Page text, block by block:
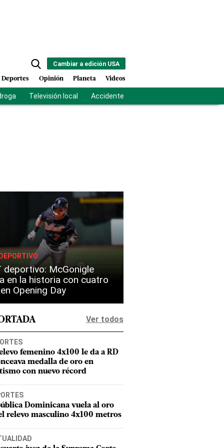
Cambiar a edición USA
Deportes Opinión Planeta Videos
Televisión local Accidente Los Ríos
deportivo: McGonigle
en la historia con cuatro
Opening Day
Ver todos
femenino 4x100 le da a RD
medalla de oro en
con nuevo récord
Dominicana vuela al oro
relevo masculino 4x100 metros